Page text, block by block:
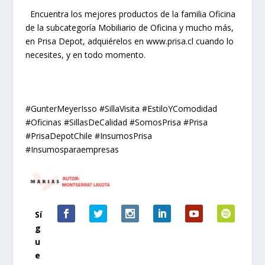
Encuentra los mejores productos de la familia Oficina
de la subcategoría Mobiliario de Oficina y mucho más,
en Prisa Depot, adquiérelos en www.prisa.cl cuando lo
necesites, y en todo momento.
#GunterMeyerIsso #SillaVisita #EstiloYComodidad
#Oficinas #SillasDeCalidad #SomosPrisa #Prisa
#PrisaDepotChile #InsumosPrisa
#Insumosparaempresas
Sí
g
u
e